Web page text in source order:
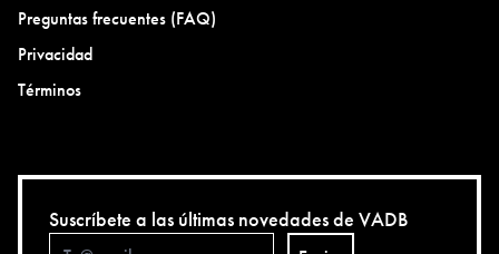
Preguntas frecuentes (FAQ)
Privacidad
Términos
Suscríbete a las últimas novedades de VADB